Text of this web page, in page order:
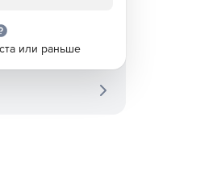
или раньше